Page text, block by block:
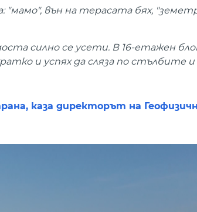
"мамо", вън на терасата бях,
силно се усети. В 16-етажен
и успях да сляза по стълбите и
каза директорът на